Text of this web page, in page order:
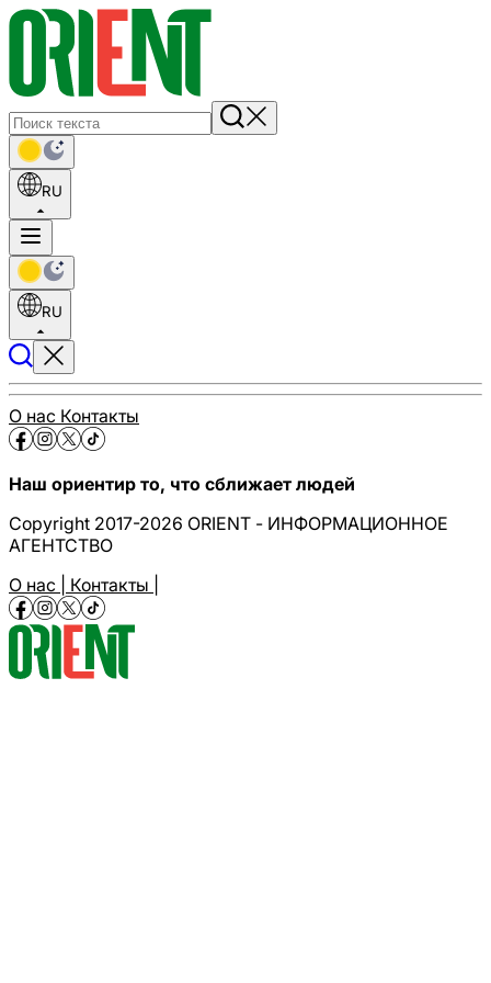
RU
RU
О нас Контакты
Наш ориентир то, что сближает людей
Copyright 2017-2026 ORIENT - ИНФОРМАЦИОННОЕ
АГЕНТСТВО
О нас | Контакты |